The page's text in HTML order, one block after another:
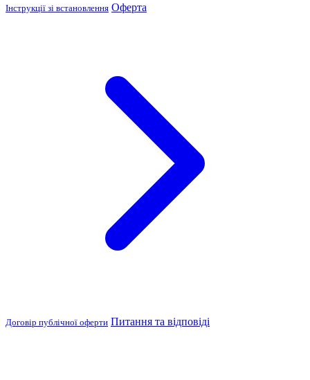
Інструкції зі встановлення Оферта
Договір публічної оферти Питання та відповіді